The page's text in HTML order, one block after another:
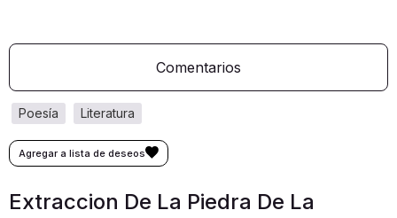
Comentarios
literatura
poesía
Extraccion De La Piedra De La